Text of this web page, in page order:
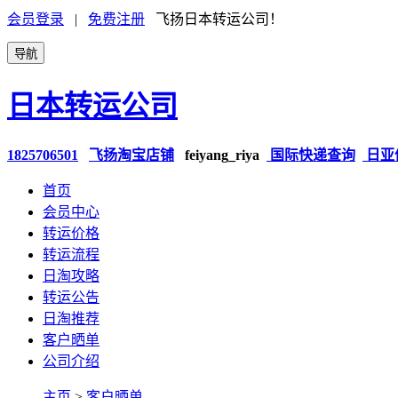
会员登录 | 免费注册 飞扬日本转运公司！
导航
日本转运公司
1825706501 飞扬淘宝店铺 feiyang_riya 国际快递查询 日
首页
会员中心
转运价格
转运流程
日淘攻略
转运公告
日淘推荐
客户晒单
公司介绍